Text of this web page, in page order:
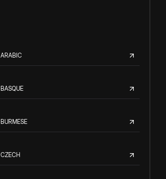
ARABIC
BASQUE
BURMESE
CZECH